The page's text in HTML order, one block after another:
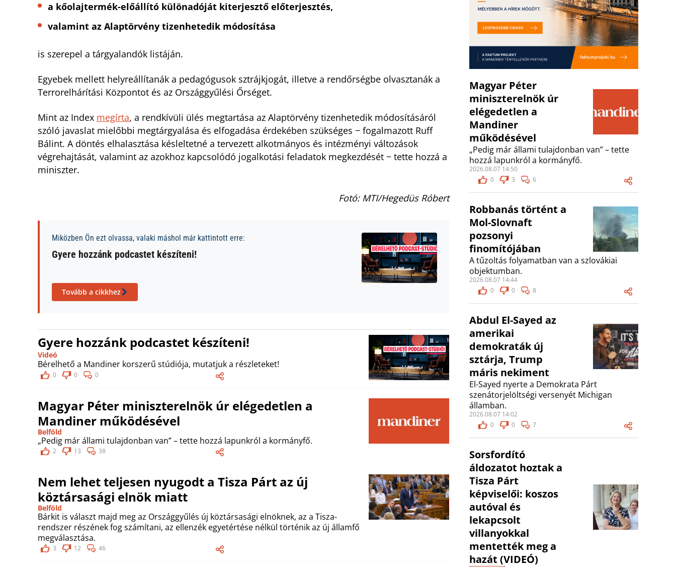
a kőolajtermék-előállító különadóját kiterjesztő előterjesztés,
valamint az Alaptörvény tizenhetedik módosítása
is szerepel a tárgyalandók listáján.
Egyebek mellett helyreállítanák a pedagógusok sztrájkjogát, illetve a rendőrségbe olvasztanák a
Terrorelhárítási Központot és az Országgyűlési Őrséget.
Mint az Index megírta, a rendkívüli ülés megtartása az Alaptörvény tizenhetedik módosításáról
szóló javaslat mielőbbi megtárgyalása és elfogadása érdekében szükséges − fogalmazott Ruff
Bálint. A döntés elhalasztása késleltetné a tervezett alkotmányos és intézményi változások
végrehajtását, valamint az azokhoz kapcsolódó jogalkotási feladatok megkezdését − tette hozzá a
miniszter.
Fotó: MTI/Hegedüs Róbert
Miközben Ön ezt olvassa, valaki máshol már kattintott erre:
Gyere hozzánk podcastet készíteni!
Tovább a cikkhez
Gyere hozzánk podcastet készíteni!
Videó
Bérelhető a Mandiner korszerű stúdiója, mutatjuk a részleteket!
0 0 0
Magyar Péter miniszterelnök úr elégedetlen a
Mandiner működésével
Belföld
„Pedig már állami tulajdonban van” – tette hozzá lapunkról a kormányfő.
2 13 38
Nem lehet teljesen nyugodt a Tisza Párt az új
köztársasági elnök miatt
Belföld
Bárkit is választ majd meg az Országgyűlés új köztársasági elnöknek, az a Tisza-
rendszer részének fog számítani, az ellenzék egyetértése nélkül történik az új államfő
megválasztása.
3 12 46
Magyar Péter
miniszterelnök úr
elégedetlen a
Mandiner
működésével
„Pedig már állami tulajdonban van” – tette
hozzá lapunkról a kormányfő.
2026.08.07 14:50
0
3 6
Robbanás történt a
Mol-Slovnaft
pozsonyi
finomítójában
A tűzoltás folyamatban van a szlovákiai
objektumban.
2026.08.07 14:44
0
0 8
Abdul El-Sayed az
amerikai
demokraták új
sztárja, Trump
máris nekiment
El-Sayed nyerte a Demokrata Párt
szenátorjelöltségi versenyét Michigan
államban.
2026.08.07 14:02
0
0 7
Sorsfordító
áldozatot hoztak a
Tisza Párt
képviselői: koszos
autóval és
lekapcsolt
villanyokkal
mentették meg a
hazát (VIDEÓ)